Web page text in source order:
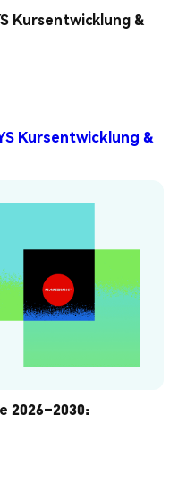
Kursentwicklung &
Kursentwicklung &
2026–2030: